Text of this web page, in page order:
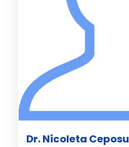
Dr. Nicoleta Ceposu